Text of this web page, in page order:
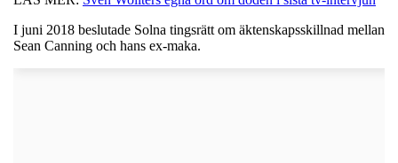
I juni 2018 beslutade Solna tingsrätt om äktenskapsskillnad mellan
Sean Canning och hans ex-maka.